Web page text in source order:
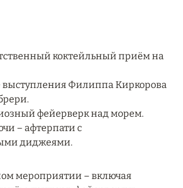
ESCAPE: ПРЕДЛОЖЕНИЕ ОТ Á
ITHAAFUSHI, МАЛЬДИВЫ
JUMEIRA — SUITE
коктейльный приём на
выступления Филиппа Киркорова
фейерверк над морем.
– афтерпати с
диджеями.
мероприятии – включая